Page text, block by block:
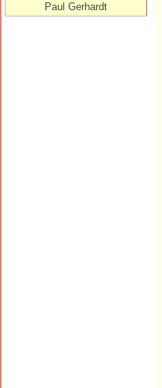
Paul Gerhardt